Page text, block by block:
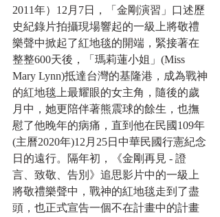
2011年）12月7日，「金剛演習」口述歷
史紀錄片拍攝現場響起的一級上將敬禮
樂聲中掀起了紅地毯的開端，緊接著在
整整600天後，「瑪莉蓮小姐」(Miss
Mary Lynn)抵達台灣的基隆港，成為戰神
的紅地毯上最耀眼的女主角，隨後的歲
月中，她更陪伴著熊震球的餘生，也撫
慰了他晚年的病痛，直到他在民國109年
(主曆2020年)12月25日中華民國行憲紀念
日的遠行。隔年初，《金剛再見 - 證
言、致敬、告別》追思影片中的一級上
將敬禮樂聲中，戰神的紅地毯走到了盡
頭，也正式宣告一個不在計畫中的計畫